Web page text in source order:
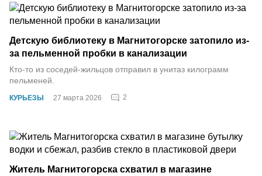
КУРЬЕЗЫ 27 марта 2026 2
Детскую библиотеку в Магнитогорске затопило из-
за пельменной пробки в канализации
Кто-то из соседей-жильцов отправил в унитаз килограмм
пельменей.
Житель Магнитогорска схватил в магазине